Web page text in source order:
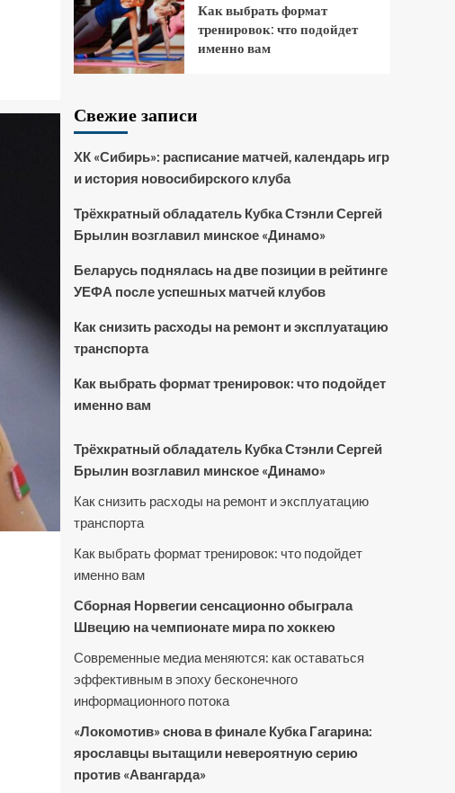
Как выбрать формат
тренировок: что подойдет
именно вам
Свежие записи
ХК «Сибирь»: расписание матчей, календарь игр
и история новосибирского клуба
Трёхкратный обладатель Кубка Стэнли Сергей
Брылин возглавил минское «Динамо»
Беларусь поднялась на две позиции в рейтинге
УЕФА после успешных матчей клубов
Как снизить расходы на ремонт и эксплуатацию
транспорта
Как выбрать формат тренировок: что подойдет
именно вам
Трёхкратный обладатель Кубка Стэнли Сергей
Брылин возглавил минское «Динамо»
Как снизить расходы на ремонт и эксплуатацию
транспорта
Как выбрать формат тренировок: что подойдет
именно вам
Сборная Норвегии сенсационно обыграла
Швецию на чемпионате мира по хоккею
Современные медиа меняются: как оставаться
эффективным в эпоху бесконечного
информационного потока
«Локомотив» снова в финале Кубка Гагарина:
ярославцы вытащили невероятную серию
против «Авангарда»